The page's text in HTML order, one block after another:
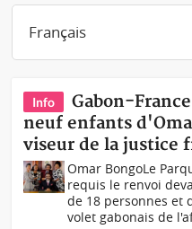
Info
Gabon-
neuf enfants
viseur de la justice
Omar BongoLe
requis le renvoi
de 18 personnes et
volet gabonais de